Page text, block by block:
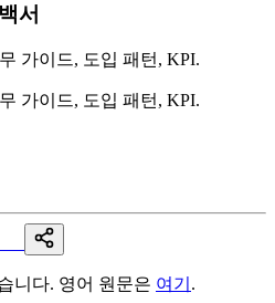
서
가이드, 도입 패턴, KPI.
가이드, 도입 패턴, KPI.
니다. 영어 원문은 여기 .